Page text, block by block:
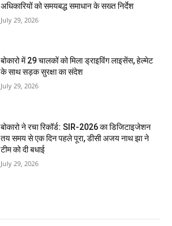
अधिकारियों को समयबद्ध समाधान के सख्त निर्देश
July 29, 2026
बोकारो में 29 चालकों को मिला ड्राइविंग लाइसेंस, हेल्मेट
के साथ सड़क सुरक्षा का संदेश
July 29, 2026
बोकारो ने रचा रिकॉर्ड: SIR-2026 का डिजिटाइजेशन
तय समय से एक दिन पहले पूरा, डीसी अजय नाथ झा ने
टीम को दी बधाई
July 29, 2026